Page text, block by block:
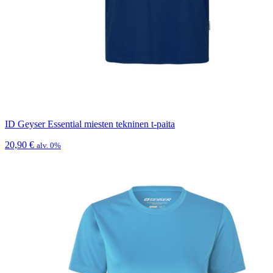
ID Geyser Essential miesten tekninen t-paita
20,90 € alv. 0%